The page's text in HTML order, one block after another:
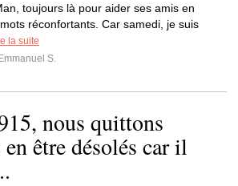
toujours là pour aider ses amis en
réconfortants. Car samedi, je suis
la suite
Emmanuel S.
nous quittons
être désolés car il